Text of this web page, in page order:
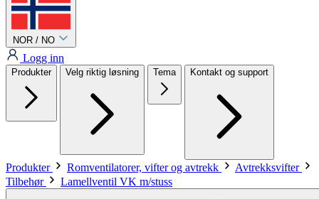
NOR / NO
Logg inn
Produkter Velg riktig løsning Tema Kontakt og support
Produkter Romventilatorer, vifter og avtrekk
Avtrekksvifter
Tilbehør
Lamellventil VK m/stuss